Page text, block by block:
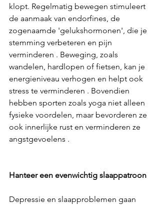
klopt. Regelmatig bewegen stimuleert
de aanmaak van endorfines, de
zogenaamde 'gelukshormonen', die je
stemming verbeteren en pijn
verminderen . Beweging, zoals
wandelen, hardlopen of fietsen, kan je
energieniveau verhogen en helpt ook
stress te verminderen . Bovendien
hebben sporten zoals yoga niet alleen
fysieke voordelen, maar bevorderen ze
ook innerlijke rust en verminderen ze
angstgevoelens .
Hanteer een evenwichtig slaappatroon
Depressie en slaapproblemen gaan